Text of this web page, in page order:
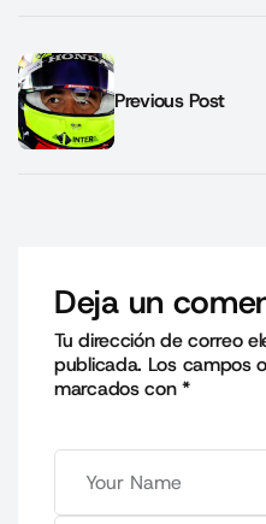
Previous Post
Deja un
Tu dirección de correo
publicada. Los campos
marcados con*